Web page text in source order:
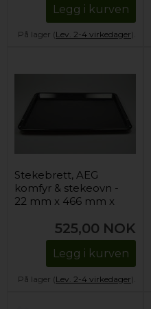
Legg i kurven
På lager (Lev. 2-4 virkedager).
Stekebrett, AEG
komfyr & stekeovn -
22 mm x 466 mm x
525,00 NOK
Legg i kurven
På lager (Lev. 2-4 virkedager).